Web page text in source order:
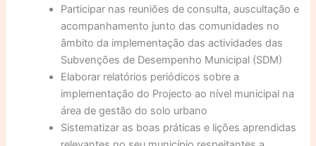
Participar nas reuniões de consulta, auscultação e
acompanhamento junto das comunidades no
âmbito da implementação das actividades das
Subvenções de Desempenho Municipal (SDM)
Elaborar relatórios periódicos sobre a
implementação do Projecto ao nível municipal na
área de gestão do solo urbano
Sistematizar as boas práticas e lições aprendidas